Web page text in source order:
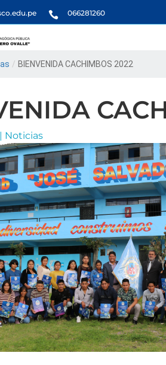
 066281260
/ BIENVENIDA CACHIMBOS 2022
| Noticias